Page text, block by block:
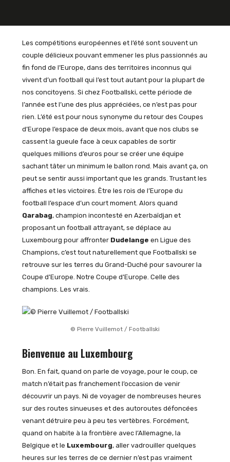
Les compétitions européennes et l’été sont souvent un
couple délicieux pouvant emmener les plus passionnés au
fin fond de l’Europe, dans des territoires inconnus qui
vivent d’un football qui l’est tout autant pour la plupart de
nos concitoyens. Si chez Footballski, cette période de
l’année est l’une des plus appréciées, ce n’est pas pour
rien. L’été est pour nous synonyme du retour des Coupes
d’Europe l’espace de deux mois, avant que nos clubs se
cassent la gueule face à ceux capables de sortir
quelques millions d’euros pour se créer une équipe
sachant tâter un minimum le ballon rond. Mais avant ça, on
peut se sentir aussi important que les grands. Trustant les
affiches et les victoires. Être les rois de l’Europe du
football l’espace d’un court moment. Alors quand
Qarabag, champion incontesté en Azerbaïdjan et
proposant un football attrayant, se déplace au
Luxembourg pour affronter Dudelange en Ligue des
Champions, c’est tout naturellement que Footballski se
retrouve sur les terres du Grand-Duché pour savourer la
Coupe d’Europe. Notre Coupe d’Europe. Celle des
champions. Les vrais.
© Pierre Vuillemot / Footballski
Bienvenue au Luxembourg
Bon. En fait, quand on parle de voyage, pour le coup, ce
match n’était pas franchement l’occasion de venir
découvrir un pays. Ni de voyager de nombreuses heures
sur des routes sinueuses et des autoroutes défoncées
venant détruire peu à peu tes vertèbres. Forcément,
quand on habite à la frontière avec l’Allemagne, la
Belgique et le Luxembourg, aller vadrouiller quelques
heures sur les terres de ce dernier n’est pas vraiment